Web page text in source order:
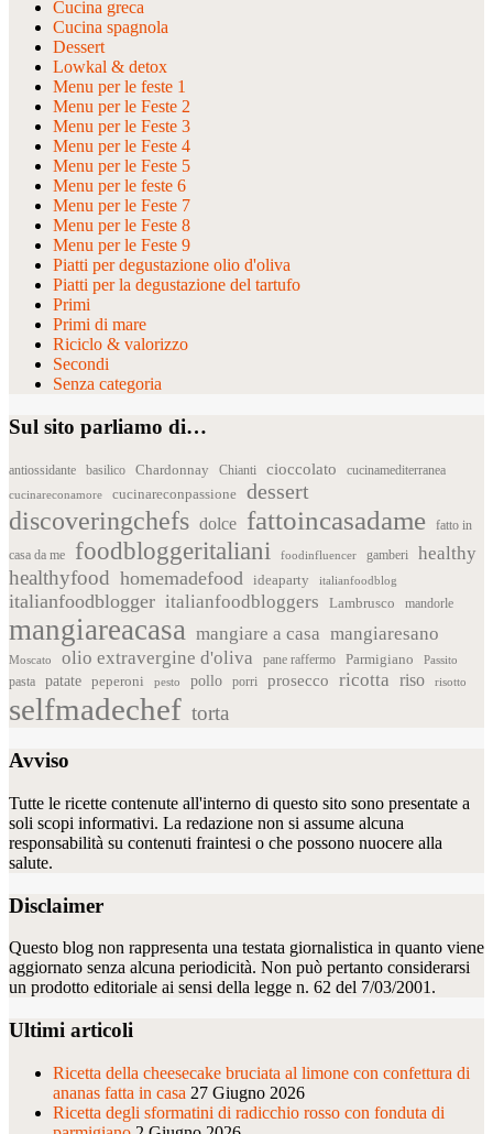
Cucina greca
Cucina spagnola
Dessert
Lowkal & detox
Menu per le feste 1
Menu per le Feste 2
Menu per le Feste 3
Menu per le Feste 4
Menu per le Feste 5
Menu per le feste 6
Menu per le Feste 7
Menu per le Feste 8
Menu per le Feste 9
Piatti per degustazione olio d'oliva
Piatti per la degustazione del tartufo
Primi
Primi di mare
Riciclo & valorizzo
Secondi
Senza categoria
Sul sito parliamo di…
antiossidante basilico Chardonnay Chianti cioccolato cucinamediterranea
cucinareconamore cucinareconpassione dessert
discoveringchefs dolce fattoincasadame
fatto in
casa da me
foodbloggeritaliani foodinfluencer gamberi healthy
healthyfood homemadefood ideaparty italianfoodblog
italianfoodblogger italianfoodbloggers Lambrusco mandorle
mangiareacasa mangiare a casa mangiaresano
Moscato olio extravergine d'oliva pane raffermo Parmigiano Passito
pasta patate peperoni pesto pollo porri prosecco ricotta riso risotto
selfmadechef torta
Avviso
Tutte le ricette contenute all'interno di questo sito sono presentate a
soli scopi informativi. La redazione non si assume alcuna
responsabilità su contenuti fraintesi o che possono nuocere alla
salute.
Disclaimer
Questo blog non rappresenta una testata giornalistica in quanto viene
aggiornato senza alcuna periodicità. Non può pertanto considerarsi
un prodotto editoriale ai sensi della legge n. 62 del 7/03/2001.
Ultimi articoli
Ricetta della cheesecake bruciata al limone con confettura di
ananas fatta in casa 27 Giugno 2026
Ricetta degli sformatini di radicchio rosso con fonduta di